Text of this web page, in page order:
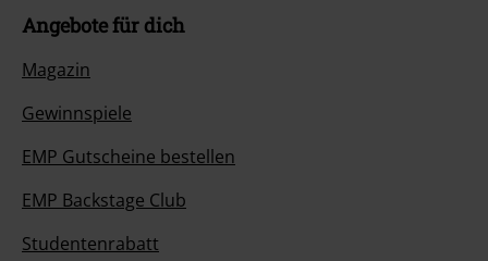
Angebote für dich
Magazin
Gewinnspiele
EMP Gutscheine bestellen
EMP Backstage Club
Studentenrabatt